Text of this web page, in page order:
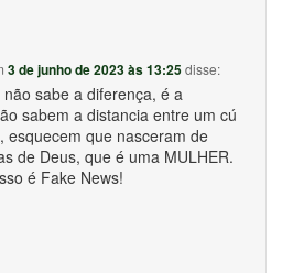
3 de junho de 2023 às 13:25disse:
sabe a diferença, é a
sabem a distancia entre um cú
esquecem que nasceram de
de Deus, que é uma MULHER.
é Fake News!